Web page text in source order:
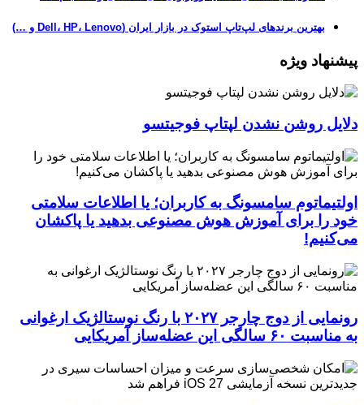
بهترین برندهای لپ‌تاپ استوک در بازار ایران (Dell، HP، Lenovo و …)
پیشنهاد ویژه
دلایل روشن نشدن لپتاپ فوجیتسو
اولتیماتوم سامسونگ به کاربران؛ یا اطلاعات سلامتی
خود را برای آموزش هوش مصنوعی بدهید یا پاکشان
می‌کنیم!
رونمایی از دوج چارجر ۲۰۲۷ با رنگ نوستالژیک ارغوانی
به مناسبت ۶۰ سالگی این عضله‌ساز آمریکایی